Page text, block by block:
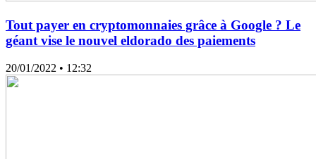
Tout payer en cryptomonnaies grâce à Google ? Le
géant vise le nouvel eldorado des paiements
20/01/2022 • 12:32